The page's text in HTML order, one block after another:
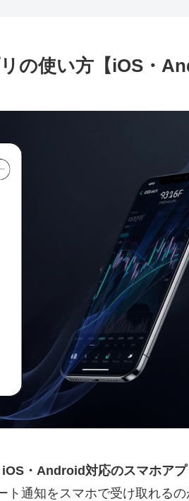
の使い方【iOS・
iOS・Android対応のスマホアプ
通知をスマホで受け取れるの